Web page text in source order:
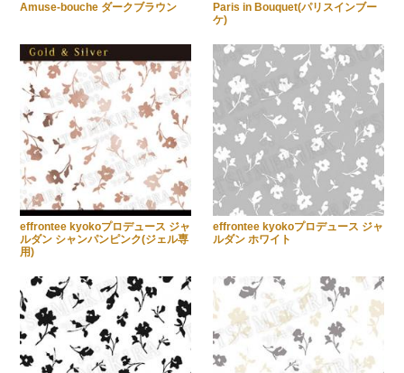
Amuse-bouche ダークブラウン
Paris in Bouquet(パリスインブー
ケ)
effrontee kyokoプロデュース ジャ
ルダン シャンパンピンク(ジェル専
用)
effrontee kyokoプロデュース ジャ
ルダン ホワイト